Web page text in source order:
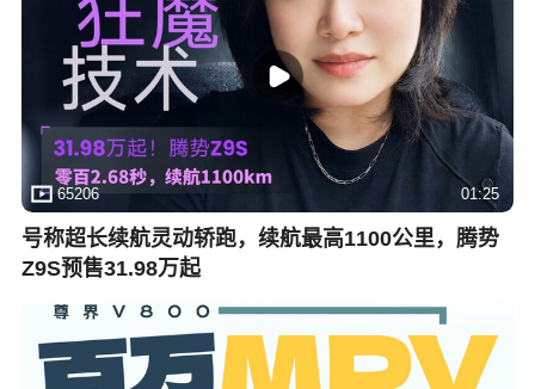
65206 01:25
号称超长续航灵动轿跑，续航最高1100公里，腾势
Z9S预售31.98万起